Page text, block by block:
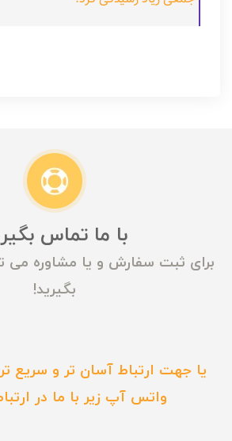
با ما تماس
برای ثبت سفارش و یا مشاوره می
بگیرید!
یا جهت ارتباط آسان تر و سریع
واتس آپ زیر با ما در